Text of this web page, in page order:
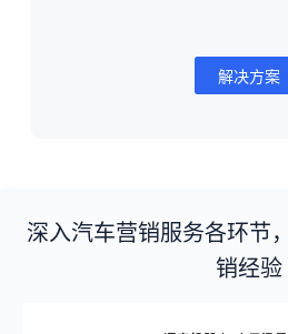
解决方案
深入汽车营销服务各环节
销经验